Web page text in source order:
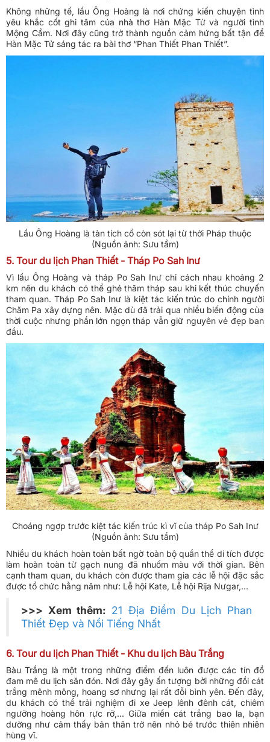
Không những tế, lầu Ông Hoàng là nơi chứng kiến chuyện tình
yêu khắc cốt ghi tâm của nhà thơ Hàn Mặc Tử và người tình
Mộng Cầm. Nơi đây cũng trở thành nguồn cảm hứng bất tận để
Hàn Mặc Tử sáng tác ra bài thơ “Phan Thiết Phan Thiết”.
Lầu Ông Hoàng là tàn tích cổ còn sót lại từ thời Pháp thuộc
(Nguồn ảnh: Sưu tầm)
5. Tour du lịch Phan Thiết - Tháp Po Sah Inư
Vì lầu Ông Hoàng và tháp Po Sah Inư chỉ cách nhau khoảng 2
km nên du khách có thể ghé thăm tháp sau khi kết thúc chuyến
tham quan. Tháp Po Sah Inư là kiệt tác kiến trúc do chính người
Chăm Pa xây dựng nên. Mặc dù đã trải qua nhiều biến động của
thời cuộc nhưng phần lớn ngọn tháp vẫn giữ nguyên vẻ đẹp ban
đầu.
Choáng ngợp trước kiệt tác kiến trúc kì vĩ của tháp Po Sah Inư
(Nguồn ảnh: Sưu tầm)
Nhiều du khách hoàn toàn bất ngờ toàn bộ quần thể di tích được
làm hoàn toàn từ gạch nung đã nhuốm màu với thời gian. Bên
cạnh tham quan, du khách còn được tham gia các lễ hội đặc sắc
được tổ chức hằng năm như: Lễ hội Kate, Lễ hội Rija Nưgar,...
>>> Xem thêm: 21 Địa Điểm Du Lịch Phan
Thiết Đẹp và Nổi Tiếng Nhất
6. Tour du lịch Phan Thiết - Khu du lịch Bàu Trắng
Bàu Trắng là một trong những điểm đến luôn được các tín đồ
đam mê du lịch săn đón. Nơi đây gây ấn tượng bởi những đồi cát
trắng mênh mông, hoang sơ nhưng lại rất đỗi bình yên. Đến đây,
du khách có thể trải nghiệm đi xe Jeep lênh đênh cát, chiêm
ngưỡng hoàng hôn rực rỡ,... Giữa miền cát trắng bao la, bạn
dường như cảm thấy bản thân trở nên nhỏ bé trước thiên nhiên
hùng vĩ.